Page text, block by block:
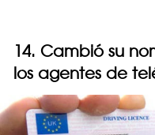
14. Cambió su
los agentes de